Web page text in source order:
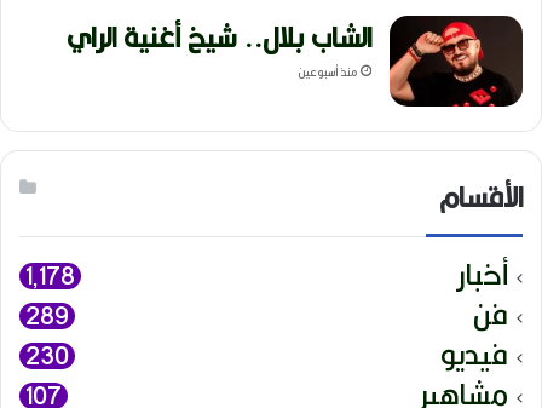
الشاب بلال.. شيخ أغنية الراي
منذ أسبوعين
الأقسام
أخبار 1٬178
فن 289
فيديو 230
مشاهير 107